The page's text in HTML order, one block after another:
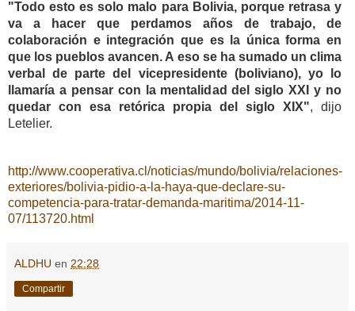
"Todo esto es solo malo para Bolivia, porque retrasa y
va a hacer que perdamos años de trabajo, de
colaboración e integración que es la única forma en
que los pueblos avancen. A eso se ha sumado un clima
verbal de parte del vicepresidente (boliviano), yo lo
llamaría a pensar con la mentalidad del siglo XXI y no
quedar con esa retórica propia del siglo XIX", dijo
Letelier.
http://www.cooperativa.cl/noticias/mundo/bolivia/relaciones-
exteriores/bolivia-pidio-a-la-haya-que-declare-su-
competencia-para-tratar-demanda-maritima/2014-11-
07/113720.html
ALDHU en 22:28
Compartir